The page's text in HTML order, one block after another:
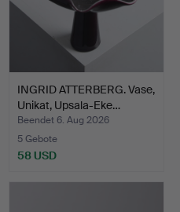
INGRID ATTERBERG. Vase,
Unikat, Upsala-Eke…
Beendet 6. Aug 2026
5 Gebote
58 USD